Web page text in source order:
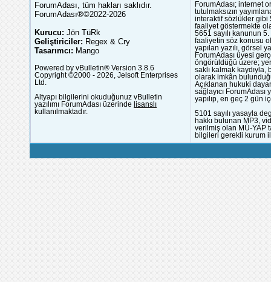
ForumAdası, tüm hakları saklıdır.
ForumAdası®©2022-2026
Kurucu: Jön TüRk
Geliştiriciler: Regex & Cry
Tasarımcı: Mango
Powered by vBulletin® Version 3.8.6
Copyright ©2000 - 2026, Jelsoft Enterprises
Ltd.
Altyapı bilgilerini okuduğunuz vBulletin
yazılımı ForumAdası üzerinde lisanslı
kullanılmaktadır.
ForumAdası; internet
tutulmaksızın
interaktif sözlükler gibi
faaliyet göstermekte
5651 sayılı kanunun
faaliyetin söz konusu
yapılan yazılı, görsel
ForumAdası üyesi
öngörüldüğü üzere;
saklı kalmak
olarak imkân
Açıklanan hukuki
sağlayıcı
yapılıp, en geç 2 gün
5101 sayılı yasayla
hakkı bulunan MP3,
verilmiş olan MÜ-YAP
bilgileri gerekli kurum